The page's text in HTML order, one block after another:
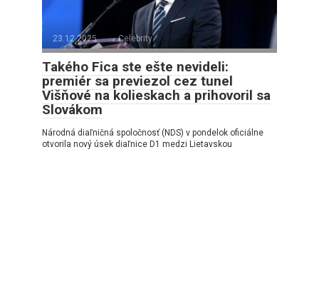
23.12.2025 Celebrity
Takého Fica ste ešte nevideli:
premiér sa previezol cez tunel
Višňové na kolieskach a prihovoril sa
Slovákom
Národná diaľničná spoločnosť (NDS) v pondelok oficiálne
otvorila nový úsek diaľnice D1 medzi Lietavskou